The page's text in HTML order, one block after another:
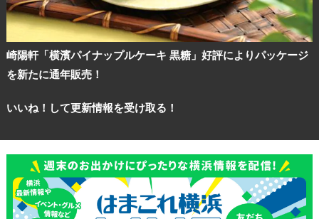
崎陽軒「横濱パイナップルケーキ 黒糖」好評によりパッケージ
を新たに通年販売！
いいね！して更新情報を受け取る！